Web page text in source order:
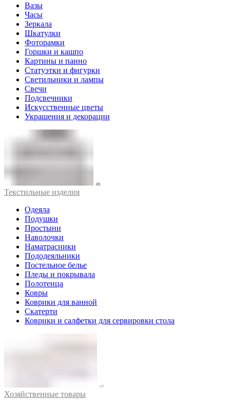
Вазы
Часы
Зеркала
Шкатулки
Фоторамки
Горшки и кашпо
Картины и панно
Статуэтки и фигурки
Светильники и лампы
Свечи
Подсвечники
Искусственные цветы
Украшения и декорации
Текстильные изделия
Одеяла
Подушки
Простыни
Наволочки
Наматрасники
Пододеяльники
Постельное белье
Пледы и покрывала
Полотенца
Ковры
Коврики для ванной
Скатерти
Коврики и салфетки для сервировки стола
Хозяйственные товары